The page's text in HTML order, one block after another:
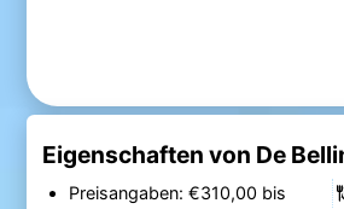
Eigenschaften von De
Preisangaben: €310,00 bis